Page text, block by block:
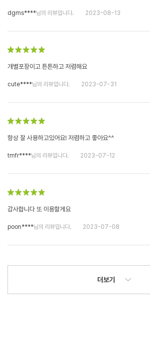
dgms****님의 리뷰입니다. 2023-08-13
개별포장이고 튼튼하고 저렴해요
cute****님의 리뷰입니다. 2023-07-31
항상 잘 사용하고있어요! 저렴하고 좋아요^^
tmfr****님의 리뷰입니다. 2023-07-12
감사합니다 또 이용할게요
poon****님의 리뷰입니다. 2023-07-08
더보기